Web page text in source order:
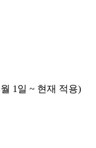
1일 ~ 현재 적용)